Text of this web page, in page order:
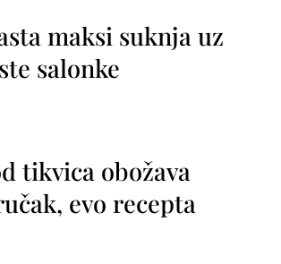
maksi suknja uz
salonke
tikvica obožava
evo recepta